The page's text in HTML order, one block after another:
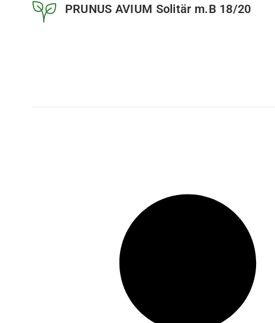
PRUNUS AVIUM Solitär m.B 18/20